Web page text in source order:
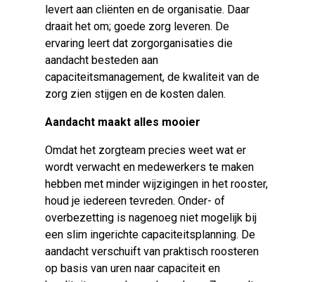
levert aan cliënten en de organisatie. Daar
draait het om; goede zorg leveren. De
ervaring leert dat zorgorganisaties die
aandacht besteden aan
capaciteitsmanagement, de kwaliteit van de
zorg zien stijgen en de kosten dalen.
Aandacht maakt alles mooier
Omdat het zorgteam precies weet wat er
wordt verwacht en medewerkers te maken
hebben met minder wijzigingen in het rooster,
houd je iedereen tevreden. Onder- of
overbezetting is nagenoeg niet mogelijk bij
een slim ingerichte capaciteitsplanning. De
aandacht verschuift van praktisch roosteren
op basis van uren naar capaciteit en